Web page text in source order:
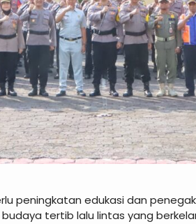
peningkatan edukasi dan
tertib lalu lintas yang